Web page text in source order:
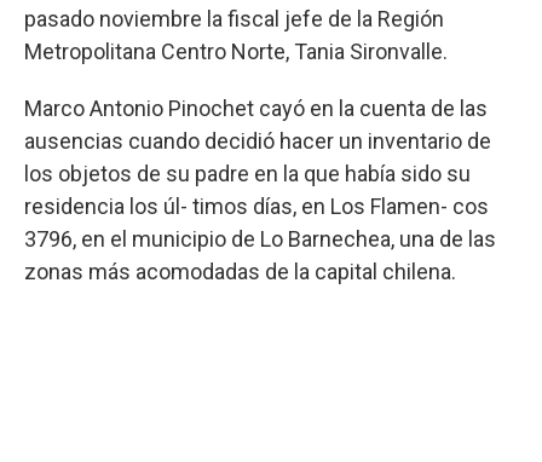
pasado noviembre la fiscal jefe de la Región
Metropolitana Centro Norte, Tania Sironvalle.
Marco Antonio Pinochet cayó en la cuenta de las
ausencias cuando decidió hacer un inventario de
los objetos de su padre en la que había sido su
residencia los úl- timos días, en Los Flamen- cos
3796, en el municipio de Lo Barnechea, una de las
zonas más acomodadas de la capital chilena.